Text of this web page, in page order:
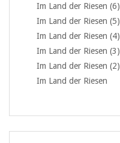
Im Land der Riesen (6)
Im Land der Riesen (5)
Im Land der Riesen (4)
Im Land der Riesen (3)
Im Land der Riesen (2)
Im Land der Riesen